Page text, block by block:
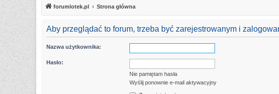
forumlotek.pl Strona główna
Aby przeglądać to forum, trzeba być zarejestrowanym i
Nazwa użytkownika:
Hasło:
Nie pamiętam hasła
Wyślij ponownie e-mail aktywacyjny